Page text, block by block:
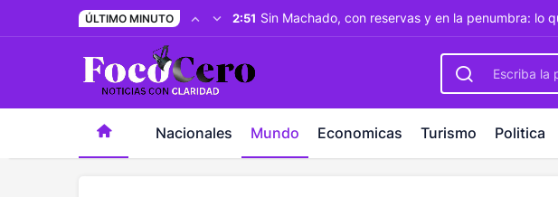
pusulabet giriş-trwin giriş levabet-vizebet giriş masterbetting
ÚLTIMO MINUTO 2:51 Sin Machado, con reservas y en la penumbra: lo
Nacionales Mundo Economicas Turismo Politica